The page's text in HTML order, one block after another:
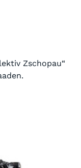
Zschopau“